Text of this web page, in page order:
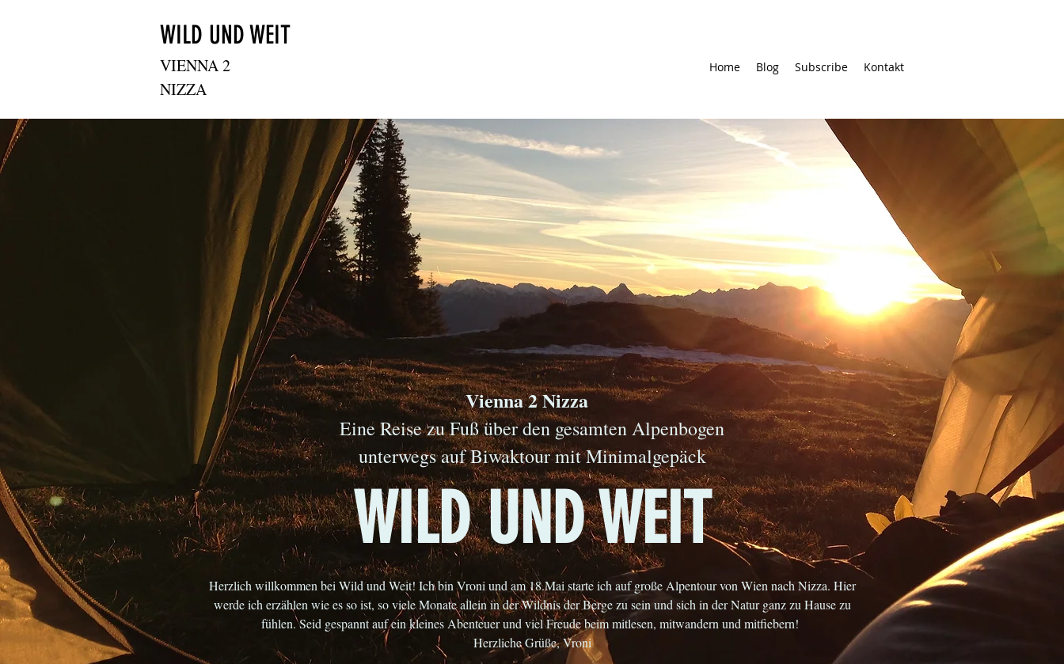
WILD UND WEIT
VIENNA 2
NIZZA
Home Blog Subscribe Kontakt
Vienna 2 Nizza
Eine Reise zu Fuß über den gesamten Alpenbogen
unterwegs auf Biwaktour mit Minimalgepäck
WILD UND WEIT
Herzlich willkommen bei Wild und Weit! Ich bin Vroni und am 18.Mai starte ich auf große Alpentour von Wien nach Nizza. Hier
werde ich erzählen wie es so ist, so viele Monate allein in der Wildnis der Berge zu sein und sich in der Natur ganz zu Hause zu
fühlen. Seid gespannt auf ein kleines Abenteuer und viel Freude beim mitlesen, mitwandern und mitfiebern!
Herzliche Grüße, Vroni